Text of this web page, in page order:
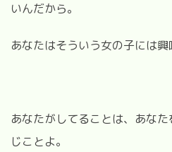
いんだから。
あなたはそういう女の子には興
あなたがしてることは、あな
じことよ。